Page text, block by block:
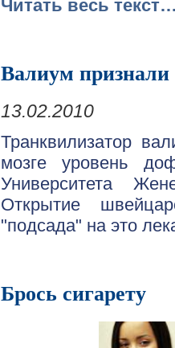
Читать весь
Валиум
13.02.2010
Транквилизатор
мозге уровень
Университета
Открытие
"подсада" на это
Брось сигарету